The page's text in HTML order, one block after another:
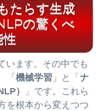
たらす生成
の驚くべ
性
います。その中でも
「機械学習 」と「ナ
）
」です。これら
を根本から変えつつ